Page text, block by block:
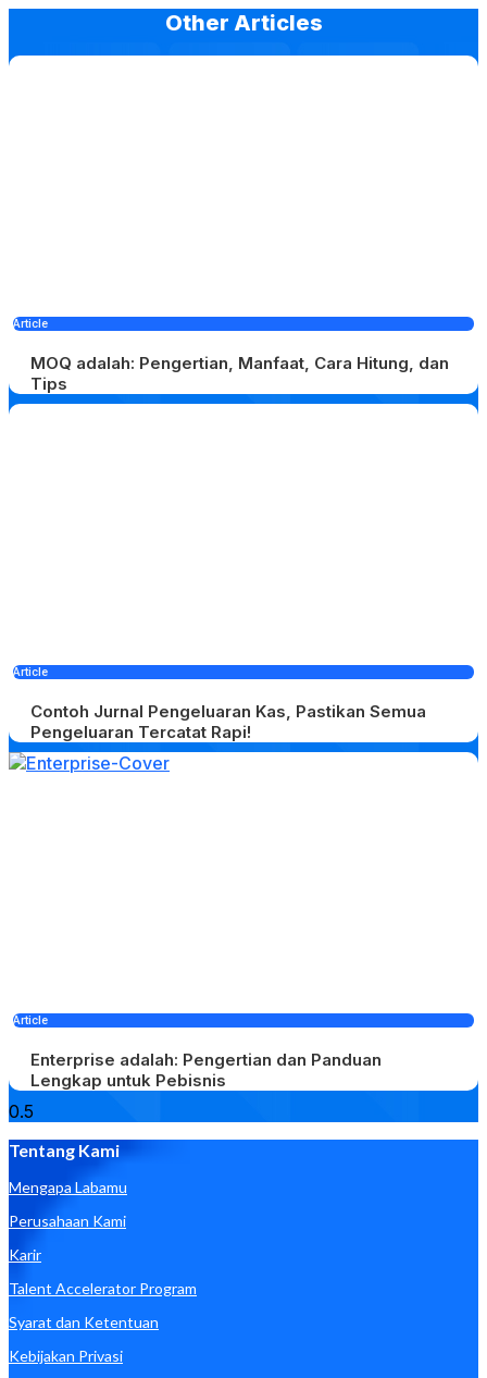
Other Articles
Article
MOQ adalah: Pengertian, Manfaat, Cara Hitung, dan
Tips
Article
Contoh Jurnal Pengeluaran Kas, Pastikan Semua
Pengeluaran Tercatat Rapi!
Article
Enterprise adalah: Pengertian dan Panduan
Lengkap untuk Pebisnis
Tentang Kami
Mengapa Labamu
Perusahaan Kami
Karir
Talent Accelerator Program
Syarat dan Ketentuan
Kebijakan Privasi